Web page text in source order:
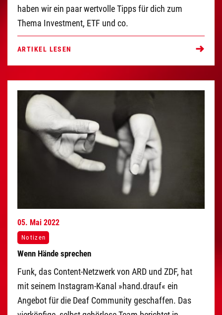
haben wir ein paar wertvolle Tipps für dich zum
Thema Investment, ETF und co.
ARTIKEL LESEN
05. Mai 2022
Notizen
Wenn Hände sprechen
Funk, das Content-Netzwerk von ARD und ZDF, hat
mit seinem Instagram-Kanal »hand.drauf« ein
Angebot für die Deaf Community geschaffen. Das